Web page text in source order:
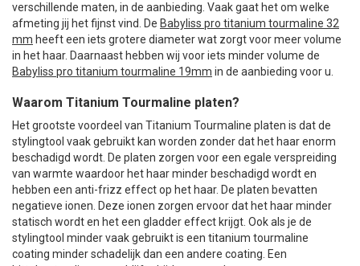
verschillende maten, in de aanbieding. Vaak gaat het om welke
afmeting jij het fijnst vind. De Babyliss pro titanium tourmaline 32
mm heeft een iets grotere diameter wat zorgt voor meer volume
in het haar. Daarnaast hebben wij voor iets minder volume de
Babyliss pro titanium tourmaline 19mm in de aanbieding voor u.
Waarom Titanium Tourmaline platen?
Het grootste voordeel van Titanium Tourmaline platen is dat de
stylingtool vaak gebruikt kan worden zonder dat het haar enorm
beschadigd wordt. De platen zorgen voor een egale verspreiding
van warmte waardoor het haar minder beschadigd wordt en
hebben een anti-frizz effect op het haar. De platen bevatten
negatieve ionen. Deze ionen zorgen ervoor dat het haar minder
statisch wordt en het een gladder effect krijgt. Ook als je de
stylingtool minder vaak gebruikt is een titanium tourmaline
coating minder schadelijk dan een andere coating. Een